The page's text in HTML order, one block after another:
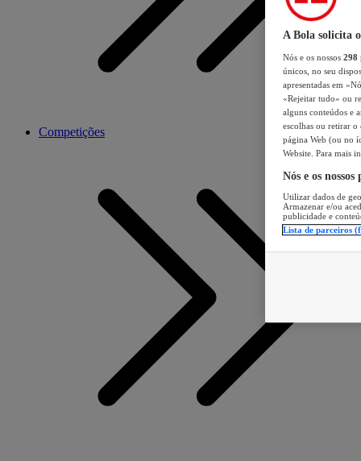
Competições
A Bola solicita
Nós e os nossos 298
únicos, no seu
apresentadas em
«Rejeitar tudo» ou
alguns conteúdos e
escolhas ou retirar
página Web (ou no
Website. Para mais
Nós e os
Utilizar dados de
Armazenar e/ou
publicidade e
Lista de parceiros